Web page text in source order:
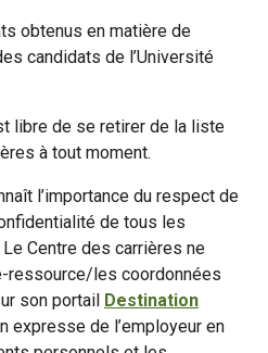
obtenus en matière de
candidats de l’Université
libre de se retirer de la liste
à tout moment.
l’importance du respect de
de tous les
Centre des carrières ne
ressource/les coordonnées
son portail Destination
expresse de l’employeur en